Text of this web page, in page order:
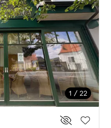
1 / 22